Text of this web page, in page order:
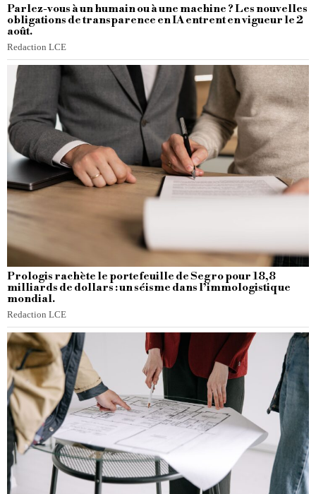
Parlez-vous à un humain ou à une machine ? Les nouvelles
obligations de transparence en IA entrent en vigueur le 2
août.
Redaction LCE
Prologis rachète le portefeuille de Segro pour 18,8
milliards de dollars : un séisme dans l’immologistique
mondial.
Redaction LCE